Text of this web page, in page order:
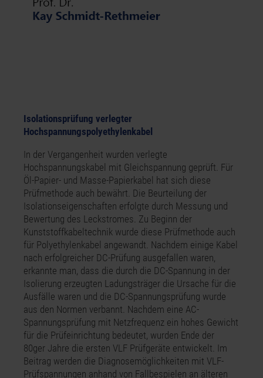
Isolationsprüfung verlegter
Hochspannungspolyethylenkabel
In der Vergangenheit wurden verlegte
Hochspannungskabel mit Gleichspannung geprüft. Für
Öl-Papier- und Masse-Papierkabel hat sich diese
Prüfmethode auch bewährt. Die Beurteilung der
Isolationseigenschaften erfolgte durch Messung und
Bewertung des Leckstromes. Zu Beginn der
Kunststoffkabeltechnik wurde diese Prüfmethode auch
für Polyethylenkabel angewandt. Nachdem einige Kabel
nach erfolgreicher DC-Prüfung ausgefallen waren,
erkannte man, dass die durch die DC-Spannung in der
Isolierung erzeugten Ladungsträger die Ursache für die
Ausfälle waren und die DC-Spannungsprüfung wurde
aus den Normen verbannt. Nachdem eine AC-
Spannungsprüfung mit Netzfrequenz ein hohes Gewicht
für die Prüfeinrichtung bedeutet, wurden Ende der
80ger Jahre die ersten VLF Prüfgeräte entwickelt. Im
Beitrag werden die Diagnosemöglichkeiten mit VLF-
Prüfspannungen anhand von Fallbespielen an älteren